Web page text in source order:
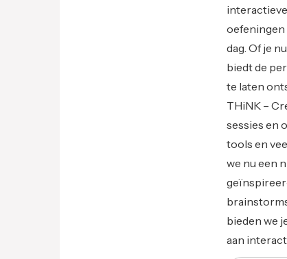
oefeningen
dag. Of je
biedt de
te laten
THiNK –
sessies en
tools en
we nu een
bieden we
aan